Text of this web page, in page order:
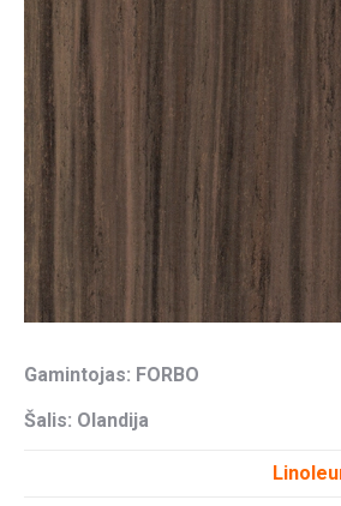
Gamintojas: FORBO
Šalis: Olandija